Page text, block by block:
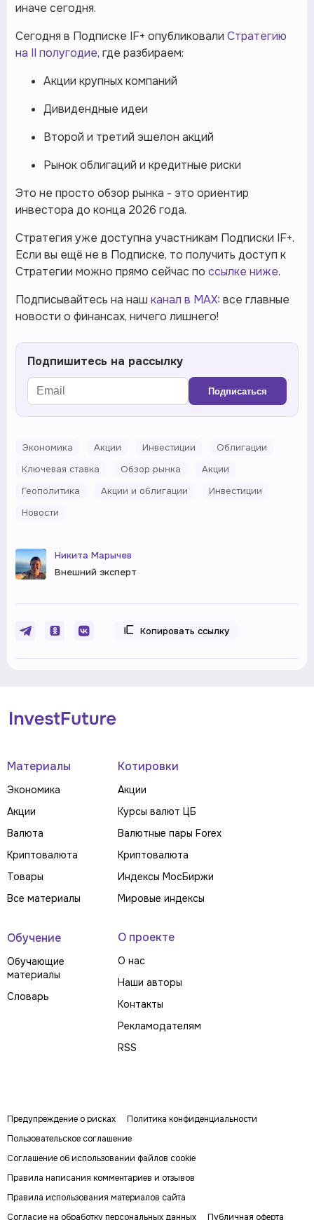
иначе сегодня.
Сегодня в Подписке IF+ опубликовали Стратегию
на II полугодие, где разбираем:
Акции крупных компаний
Дивидендные идеи
Второй и третий эшелон акций
Рынок облигаций и кредитные риски
Это не просто обзор рынка - это ориентир
инвестора до конца 2026 года.
Стратегия уже доступна участникам Подписки IF+.
Если вы ещё не в Подписке, то получить доступ к
Стратегии можно прямо сейчас по ссылке ниже.
Подписывайтесь на наш канал в MAX: все главные
новости о финансах, ничего лишнего!
Подпишитесь на рассылку
Подписаться
Экономика Акции Инвестиции
Облигации
Ключевая ставка
Обзор рынка
Акции
Геополитика
Акции и облигации
Инвестиции
Новости
Никита Марычев
Внешний эксперт
Копировать ссылку
Материалы
Экономика
Акции
Валюта
Криптовалюта
Товары
Все материалы
Котировки
Акции
Курсы валют ЦБ
Валютные пары Forex
Криптовалюта
Индексы МосБиржи
Мировые индексы
Обучение
Обучающие
материалы
Словарь
О проекте
О нас
Наши авторы
Контакты
Рекламодателям
RSS
Предупреждение о рисках
Политика конфиденциальности
Пользовательское соглашение
Соглашение об использовании файлов cookie
Правила написания комментариев и отзывов
Правила использования материалов сайта
Согласие на обработку персональных данных
Публичная оферта